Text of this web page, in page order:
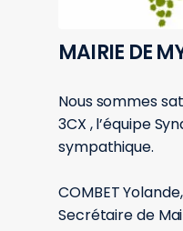
MAIRIE DE
Nous sommes
3CX , l’équipe
sympathique.
COMBET Yolande,
Secrétaire de